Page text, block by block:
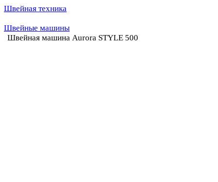
Швейная техника
Швейные машины
Швейная машина Aurora STYLE 500